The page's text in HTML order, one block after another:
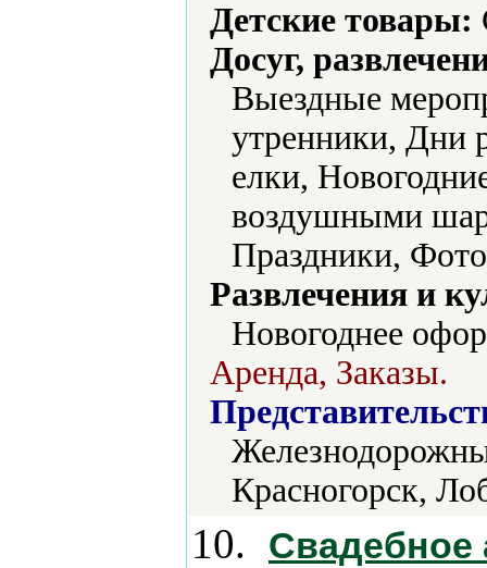
Детские товары:
Досуг,
Выездные
утренники, Дни
елки,
воздушными
Праздники,
Развлечения и
Новогоднее
Аренда, Заказы.
Красногорск,
10. Свадебное